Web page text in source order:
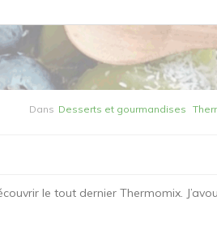
Dans Desserts et gourmandises
le tout dernier Thermomix.